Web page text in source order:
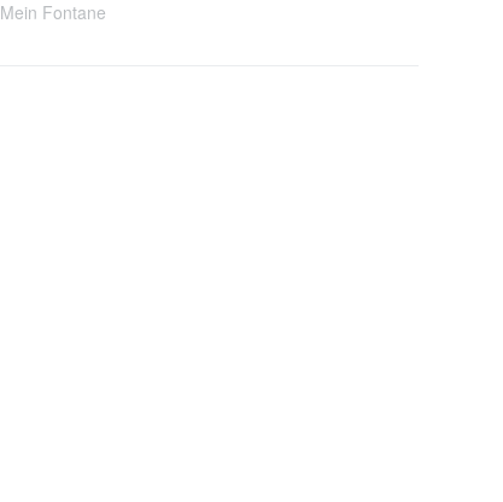
Mein Fontane